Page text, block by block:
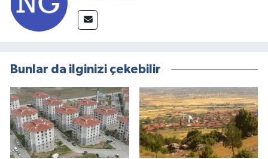
Bunlar da ilginizi çekebilir